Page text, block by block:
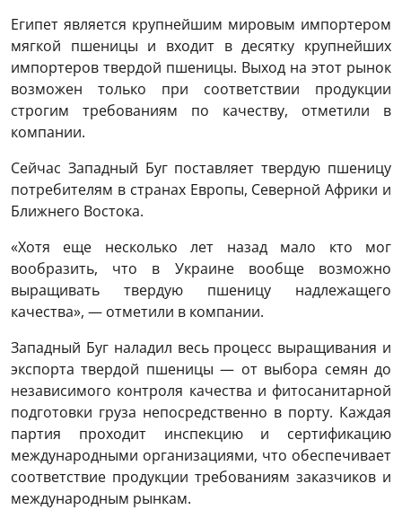
Египет является крупнейшим мировым импортером
мягкой пшеницы и входит в десятку крупнейших
импортеров твердой пшеницы. Выход на этот рынок
возможен только при соответствии продукции
строгим требованиям по качеству, отметили в
компании.
Сейчас Западный Буг поставляет твердую пшеницу
потребителям в странах Европы, Северной Африки и
Ближнего Востока.
«Хотя еще несколько лет назад мало кто мог
вообразить, что в Украине вообще возможно
выращивать твердую пшеницу надлежащего
качества», — отметили в компании.
Западный Буг наладил весь процесс выращивания и
экспорта твердой пшеницы — от выбора семян до
независимого контроля качества и фитосанитарной
подготовки груза непосредственно в порту. Каждая
партия проходит инспекцию и сертификацию
международными организациями, что обеспечивает
соответствие продукции требованиям заказчиков и
международным рынкам.